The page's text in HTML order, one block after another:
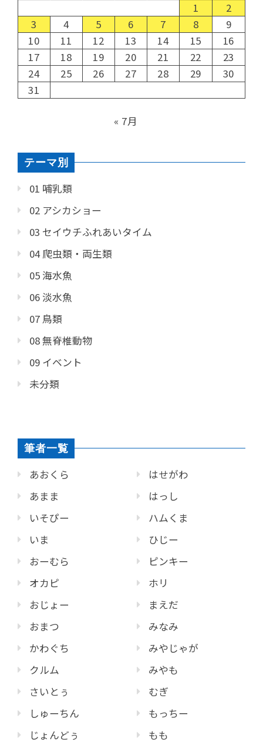
1
2
3
4 5 6 7 8
9
10
11 12 13 14 15
16
17
18 19 20 21 22
23
24
25 26 27 28 29
30
31
« 7月
テーマ別
01 哺乳類
02 アシカショー
03 セイウチふれあいタイム
04 爬虫類・両生類
05 海水魚
06 淡水魚
07 鳥類
08 無脊椎動物
09 イベント
未分類
筆者一覧
あおくら
あまま
いそぴー
いま
おーむら
オカピ
おじょー
おまつ
かわぐち
クルム
さいとぅ
しゅーちん
じょんどぅ
はせがわ
はっし
ハムくま
ひじー
ピンキー
ホリ
まえだ
みなみ
みやじゃが
みやも
むぎ
もっちー
もも